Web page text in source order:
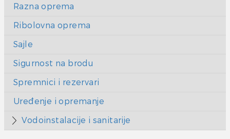
Razna oprema
Ribolovna oprema
Sajle
Sigurnost na brodu
Spremnici i rezervari
Uređenje i opremanje
Vodoinstalacije i sanitarije